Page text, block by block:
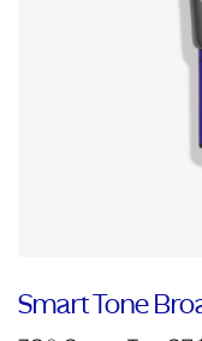
Smart Tone